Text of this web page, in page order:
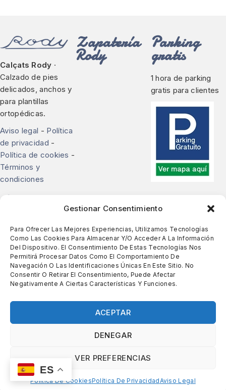
Gestionar Consentimiento
Para Ofrecer Las Mejores Experiencias, Utilizamos Tecnologías
Como Las Cookies Para Almacenar Y/o Acceder A La Información
Del Dispositivo. El Consentimiento De Estas Tecnologías Nos
Permitirá Procesar Datos Como El Comportamiento De
Navegación O Las Identificaciones Únicas En Este Sitio. No
Consentir O Retirar El Consentimiento, Puede Afectar
Negativamente A Ciertas Características Y Funciones.
ACEPTAR
DENEGAR
VER PREFERENCIAS
Política De CookiesPolítica De PrivacidadAviso Legal
Calçats Rody ·
Calzado de pies
delicados, anchos y
para plantillas
ortopédicas.
Aviso legal - Política
de privacidad -
Política de cookies -
Términos y
condiciones
Zapatería
Rody
Parking
gratis
1 hora de parking
gratis para clientes
Contacte con nosotros
Descubra toda la gama de calzado cómodo y para
plantillas en Zapatería Rody en Barcelona.
Calle de Bailèn, 237, Barcelona
93 213 51 43-644 635 846
zapateriarody@sabateriarody.com
Copyright © 2026 Calçats Rody
ES